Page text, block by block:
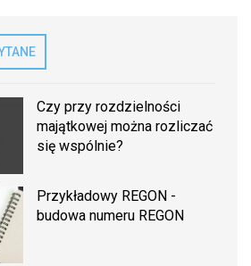
Czy przy rozdzielności
majątkowej można rozliczać
się wspólnie?
Przykładowy REGON -
budowa numeru REGON